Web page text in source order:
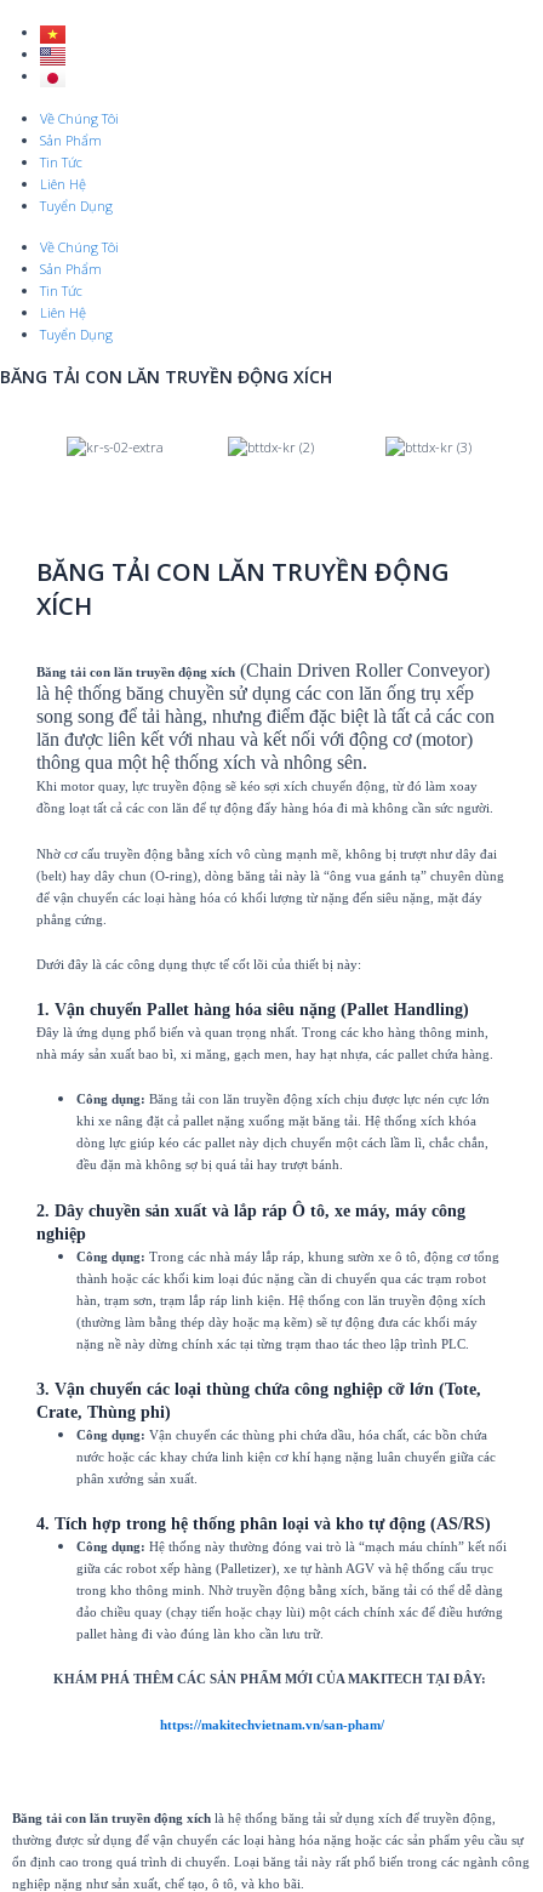
content
Về Chúng Tôi
Sản Phẩm
Tin Tức
Liên Hệ
Tuyển Dụng
Menu
Về Chúng Tôi
Sản Phẩm
Tin Tức
Liên Hệ
Tuyển Dụng
BĂNG TẢI CON LĂN TRUYỀN ĐỘNG XÍCH
Previous
BĂNG TẢI CON LĂN TRUYỀN ĐỘNG
XÍCH
Băng tải con lăn truyền động xích (Chain Driven Roller Conveyor)
là hệ thống băng chuyền sử dụng các con lăn ống trụ xếp
song song để tải hàng, nhưng điểm đặc biệt là tất cả các con
lăn được liên kết với nhau và kết nối với động cơ (motor)
thông qua một hệ thống xích và nhông sên.
Khi motor quay, lực truyền động sẽ kéo sợi xích chuyển động, từ đó làm xoay
đồng loạt tất cả các con lăn để tự động đẩy hàng hóa đi mà không cần sức người.
Nhờ cơ cấu truyền động bằng xích vô cùng mạnh mẽ, không bị trượt như dây đai
(belt) hay dây chun (O-ring), dòng băng tải này là “ông vua gánh tạ” chuyên dùng
để vận chuyển các loại hàng hóa có khối lượng từ nặng đến siêu nặng, mặt đáy
phẳng cứng.
Dưới đây là các công dụng thực tế cốt lõi của thiết bị này:
1. Vận chuyển Pallet hàng hóa siêu nặng (Pallet Handling)
Đây là ứng dụng phổ biến và quan trọng nhất. Trong các kho hàng thông minh,
nhà máy sản xuất bao bì, xi măng, gạch men, hay hạt nhựa, các pallet chứa hàng.
Công dụng: Băng tải con lăn truyền động xích chịu được lực nén cực lớn
khi xe nâng đặt cả pallet nặng xuống mặt băng tải. Hệ thống xích khóa
dòng lực giúp kéo các pallet này dịch chuyển một cách lầm lì, chắc chắn,
đều đặn mà không sợ bị quá tải hay trượt bánh.
2. Dây chuyền sản xuất và lắp ráp Ô tô, xe máy, máy công
nghiệp
Công dụng: Trong các nhà máy lắp ráp, khung sườn xe ô tô, động cơ tổng
thành hoặc các khối kim loại đúc nặng cần di chuyển qua các trạm robot
hàn, trạm sơn, trạm lắp ráp linh kiện. Hệ thống con lăn truyền động xích
(thường làm bằng thép dày hoặc mạ kẽm) sẽ tự động đưa các khối máy
nặng nề này dừng chính xác tại từng trạm thao tác theo lập trình PLC.
3. Vận chuyển các loại thùng chứa công nghiệp cỡ lớn (Tote,
Crate, Thùng phi)
Công dụng: Vận chuyển các thùng phi chứa dầu, hóa chất, các bồn chứa
nước hoặc các khay chứa linh kiện cơ khí hạng nặng luân chuyển giữa các
phân xưởng sản xuất.
4. Tích hợp trong hệ thống phân loại và kho tự động (AS/RS)
Công dụng: Hệ thống này thường đóng vai trò là “mạch máu chính” kết nối
giữa các robot xếp hàng (Palletizer), xe tự hành AGV và hệ thống cẩu trục
trong kho thông minh. Nhờ truyền động bằng xích, băng tải có thể dễ dàng
đảo chiều quay (chạy tiến hoặc chạy lùi) một cách chính xác để điều hướng
pallet hàng đi vào đúng làn kho cần lưu trữ.
KHÁM PHÁ THÊM CÁC SẢN PHẨM MỚI CỦA MAKITECH TẠI ĐÂY:
https://makitechvietnam.vn/san-pham/
Băng tải con lăn truyền động xích là hệ thống băng tải sử dụng xích để truyền động,
thường được sử dụng để vận chuyển các loại hàng hóa nặng hoặc các sản phẩm yêu cầu sự
ổn định cao trong quá trình di chuyển. Loại băng tải này rất phổ biến trong các ngành công
nghiệp nặng như sản xuất, chế tạo, ô tô, và kho bãi.